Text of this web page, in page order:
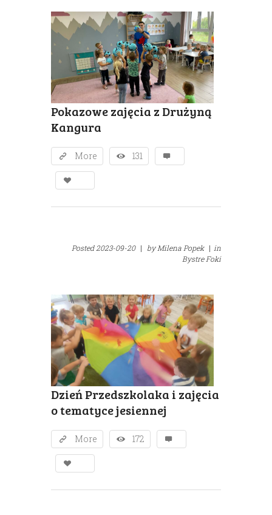
Pokazowe zajęcia z Drużyną
Kangura
More 131
Posted2023-09-20 | byMilena Popek | in
Bystre Foki
Dzień Przedszkolaka i zajęcia
o tematyce jesiennej
More 172